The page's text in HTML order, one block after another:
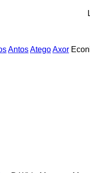
AntosAtegoAxor